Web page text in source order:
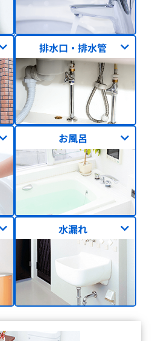
排水口・排水管
お風呂
水漏れ